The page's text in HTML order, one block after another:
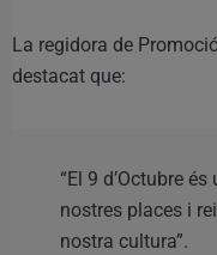
La regidora de
destacat que:
“El 9 d’Octubre
nostres places i
nostra cultura”.